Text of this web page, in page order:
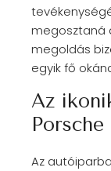
megosztaná
megoldás
egyik fő
Az
Az